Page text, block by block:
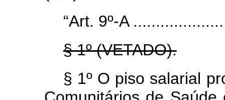
“Art. 9º-A
§ 1º (VETADO).
§ 1º O piso salarial